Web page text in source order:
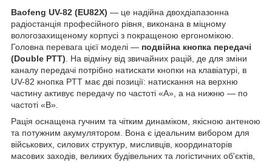
Baofeng UV-82 (EU82X) — це надійна двохдіапазонна
радіостанція професійного рівня, виконана в міцному
вологозахищеному корпусі з покращеною ергономікою.
Головна перевага цієї моделі — подвійна кнопка передачі
(Double PTT). На відміну від звичайних рацій, де для зміни
каналу передачі потрібно натискати кнопки на клавіатурі, в
UV-82 кнопка PTT має дві позиції: натискання на верхню
частину активує передачу по частоті «А», а на нижню — по
частоті «В».
Рація оснащена гучним та чітким динаміком, якісною антеною
та потужним акумулятором. Вона є ідеальним вибором для
військових, силових структур, мисливців, координаторів
масових заходів, великих будівельних та логістичних об'єктів,